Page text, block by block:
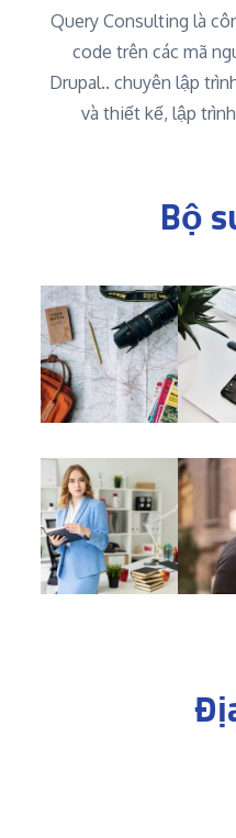
Query Consulting là
code trên các mã
Drupal.. chuyên lập
và thiết kế, lập
Bộ